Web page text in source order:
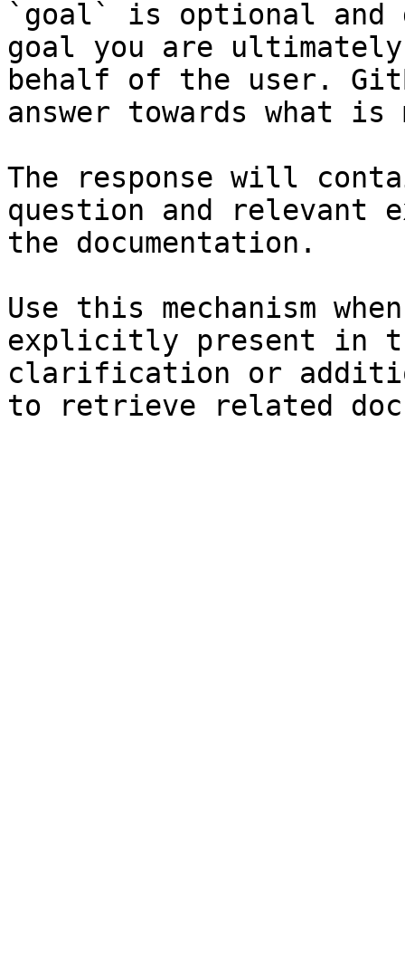
`goal` is optional and
goal you are
behalf of the user.
answer towards what
The response will
question and relevant
the documentation.
Use this mechanism
explicitly present in
clarification or